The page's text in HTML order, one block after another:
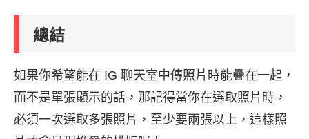
總結
如果你希望能在 IG 聊天室中傳照片時能疊在一起，
而不是單張顯示的話，那記得當你在選取照片時，
必須一次選取多張照片，至少要兩張以上，這樣照